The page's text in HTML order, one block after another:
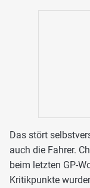
Das stört
auch die Fahrer.
beim letzten GP-
Kritikpunkte